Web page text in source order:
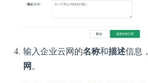
输入企业云网的名称和描述信息
网 。